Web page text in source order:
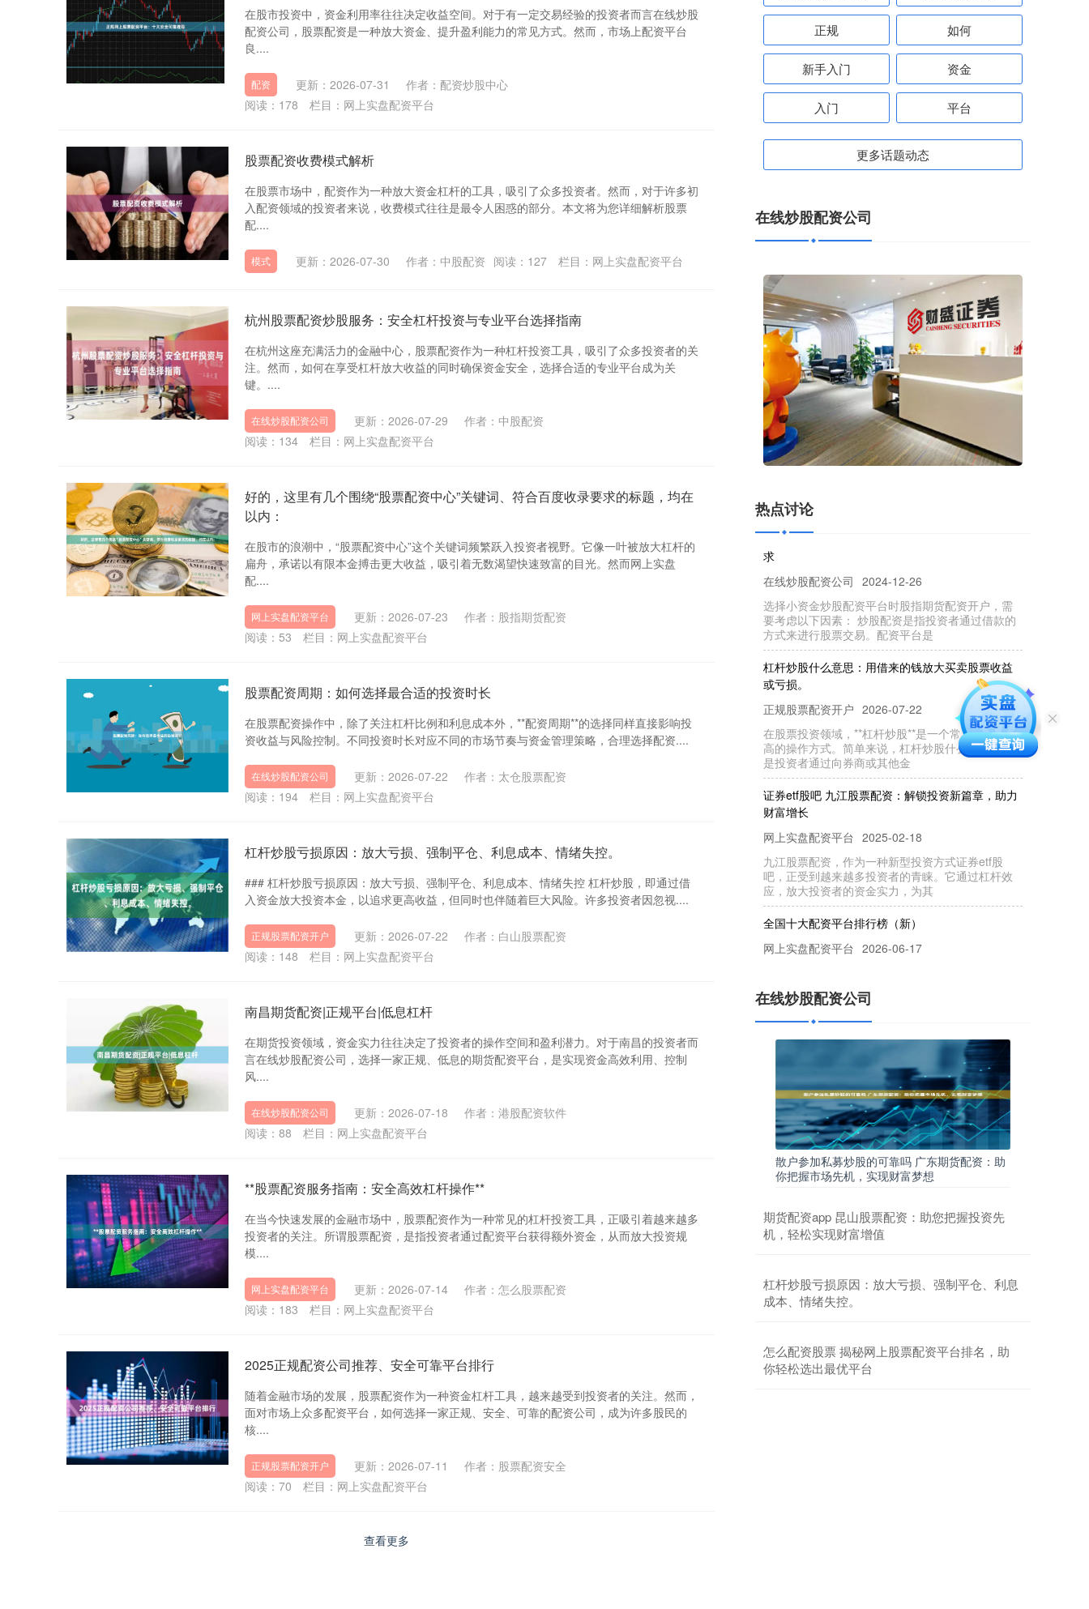
在股市投资中，资金利用率往往决定收益空间。对于有一定交易经验的投资者而言在线炒股
配资公司，股票配资是一种放大资金、提升盈利能力的常见方式。然而，市场上配资平台
良....
配资 更新：2026-07-31
作者：配资炒股中心
阅读： 178 栏目： 网上实盘配资平台
股票配资收费模式解析
在股票市场中，配资作为一种放大资金杠杆的工具，吸引了众多投资者。然而，对于许多初
入配资领域的投资者来说，收费模式往往是最令人困惑的部分。本文将为您详细解析股票
配....
模式 更新：2026-07-30 作者：中股配资 阅读： 127 栏目： 网上实盘配资平台
杭州股票配资炒股服务：安全杠杆投资与专业平台选择指南
在杭州这座充满活力的金融中心，股票配资作为一种杠杆投资工具，吸引了众多投资者的关
注。然而，如何在享受杠杆放大收益的同时确保资金安全，选择合适的专业平台成为关
键。....
在线炒股配资公司 更新：2026-07-29
作者：中股配资
阅读： 134 栏目： 网上实盘配资平台
好的，这里有几个围绕“股票配资中心”关键词、符合百度收录要求的标题，均在
以内：
在股市的浪潮中，“股票配资中心”这个关键词频繁跃入投资者视野。它像一叶被放大杠杆的
扁舟，承诺以有限本金搏击更大收益，吸引着无数渴望快速致富的目光。然而网上实盘
配....
网上实盘配资平台 更新：2026-07-23
作者：股指期货配资
阅读： 53 栏目： 网上实盘配资平台
股票配资周期：如何选择最合适的投资时长
在股票配资操作中，除了关注杠杆比例和利息成本外，**配资周期**的选择同样直接影响投
资收益与风险控制。不同投资时长对应不同的市场节奏与资金管理策略，合理选择配资....
在线炒股配资公司 更新：2026-07-22
作者：太仓股票配资
阅读： 194 栏目： 网上实盘配资平台
杠杆炒股亏损原因：放大亏损、强制平仓、利息成本、情绪失控。
### 杠杆炒股亏损原因：放大亏损、强制平仓、利息成本、情绪失控 杠杆炒股，即通过借
入资金放大投资本金，以追求更高收益，但同时也伴随着巨大风险。许多投资者因忽视....
正规股票配资开户 更新：2026-07-22
作者：白山股票配资
阅读： 148 栏目： 网上实盘配资平台
南昌期货配资|正规平台|低息杠杆
在期货投资领域，资金实力往往决定了投资者的操作空间和盈利潜力。对于南昌的投资者而
言在线炒股配资公司，选择一家正规、低息的期货配资平台，是实现资金高效利用、控制
风....
在线炒股配资公司 更新：2026-07-18
作者：港股配资软件
阅读： 88 栏目： 网上实盘配资平台
**股票配资服务指南：安全高效杠杆操作**
在当今快速发展的金融市场中，股票配资作为一种常见的杠杆投资工具，正吸引着越来越多
投资者的关注。所谓股票配资，是指投资者通过配资平台获得额外资金，从而放大投资规
模....
网上实盘配资平台 更新：2026-07-14
作者：怎么股票配资
阅读： 183 栏目： 网上实盘配资平台
2025正规配资公司推荐、安全可靠平台排行
随着金融市场的发展，股票配资作为一种资金杠杆工具，越来越受到投资者的关注。然而，
面对市场上众多配资平台，如何选择一家正规、安全、可靠的配资公司，成为许多股民的
核....
正规股票配资开户 更新：2026-07-11
作者：股票配资安全
阅读： 70 栏目： 网上实盘配资平台
查看更多
正规 如何
新手入门 资金
入门 平台
更多话题动态
在线炒股配资公司
热点讨论
股票的操盘 解锁财富密码：股票配资平台APP助你
轻松理财
在线炒股配资公司
2024-12-11
在当今快节奏的金融市场中，股票配资平台APP已
股指期货配资开户 炒股配资配资平台：贴合您的需
在线炒股配资公司
选择小资金炒股配资平台时股指期货配资开户，需
要考虑以下因素： 炒股配资是指投资者通过借款的
方式来进行股票交易。配资平台是
杠杆炒股什么意思：用借来的钱放大买卖股票收益
或亏损。
正规股票配资开户
在股票投资领域，**杠杆炒股**是一个常见但风险较
高的操作方式。简单来说，杠杆炒股什么意思？就
是投资者通过向券商或其他金
证券etf股吧 九江股票配资：解锁投资新篇章，助力
财富增长
网上实盘配资平台
九江股票配资，作为一种新型投资方式证券etf股
吧，正受到越来越多投资者的青睐。它通过杠杆效
应，放大投资者的资金实力，为其
全国十大配资平台排行榜（新）
网上实盘配资平台 2026-06-17
随着A股市场的波动加剧，越来越多的投资者开始关
南宁股票配资系统：正规平台与风控指南
在线炒股配资公司 2026-07-18
在南宁，股票配资作为一种常见的杠杆投资方式，
吸引了众多投资者。然而，随着市场发展，如何选
择正规平台并建立有效的风控体系正
全国股票配资平台 配资炒股软件：助你轻松撬动资
本杠杆
正规股票配资开户 2024-11-29
杠杆来放大其投资规模。通过使用配资软件，投资
者可以借入资金来购买股票，从而增
正规股票配资开户
资收益。 资深股票配资门户汇聚了
在线炒股配资公司
散户参加私募炒股的可靠吗 广东期货配资：助
你把握市场先机，实现财富梦想
期货配资app 昆山股票配资：助您把握投资先
机，轻松实现财富增值
杠杆炒股亏损原因：放大亏损、强制平仓、利息
成本、情绪失控。
怎么配资股票 揭秘网上股票配资平台排名，助
你轻松选出最优平台